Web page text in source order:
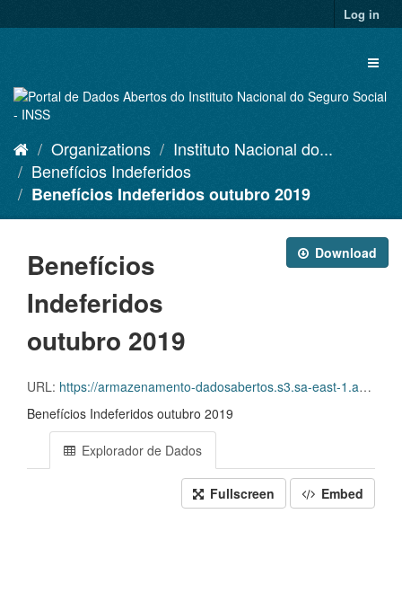
to
Log in
Organizations
Instituto Nacional do...
Benefícios Indeferidos
Benefícios Indeferidos outubro 2019
Download
Benefícios
Indeferidos
outubro 2019
URL: https://armazenamento-dadosabertos.s3.sa-east-1.amazonaws.com/Plano+2016_2018_Grupos+de+dados/INSS+-+Beneficios+indeferidos/indeferidos-10-2019.csv
Benefícios Indeferidos outubro 2019
Explorador de Dados
Fullscreen Embed